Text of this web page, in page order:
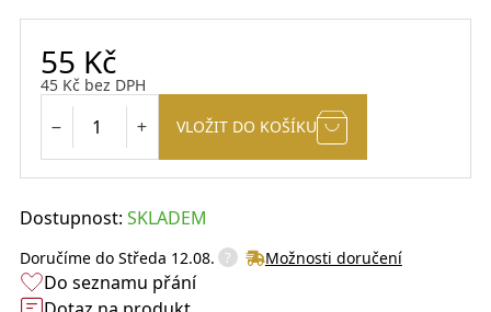
55 Kč
45 Kčbez DPH
VLOŽIT DO KOŠÍKU
Dostupnost: SKLADEM
Doručíme do Středa 12.08. ? Možnosti doručení
Do seznamu přání